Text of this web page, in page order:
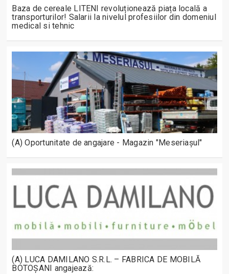
Baza de cereale LITENI revoluționează piața locală a
transporturilor! Salarii la nivelul profesiilor din domeniul
medical si tehnic
(A) Oportunitate de angajare - Magazin "Meseriașul"
(A) LUCA DAMILANO S.R.L. – FABRICA DE MOBILĂ
BOTOȘANI angajează: